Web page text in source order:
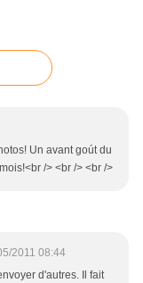
Un avant goút du
/> <br /> <br />
2011 08:44
d'autres. Il fait